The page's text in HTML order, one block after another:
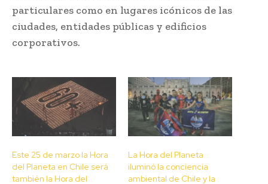
particulares como en lugares icónicos de las
ciudades, entidades públicas y edificios
corporativos.
Este 25 de marzo la Hora
del Planeta en Chile será
también la Hora del
La Hora del Planeta
iluminó la conciencia
ambiental de Chile y la